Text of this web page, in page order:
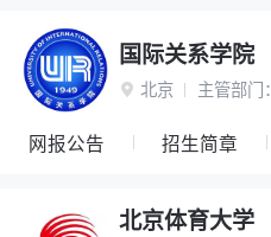
国际关系学院
 北京 主管部门：
网报公告 招生简章
北京体育大学